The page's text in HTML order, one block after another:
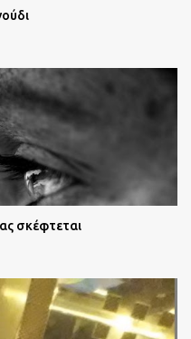
σκέφτεται